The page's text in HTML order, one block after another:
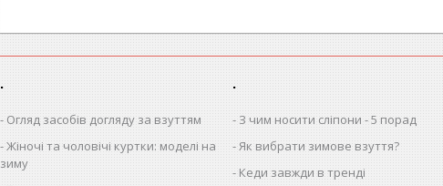
.
Огляд засобів догляду за взуттям
Жіночі та чоловічі куртки: моделі на
зиму
.
З чим носити сліпони - 5 порад
Як вибрати зимове взуття?
Кеди завжди в тренді